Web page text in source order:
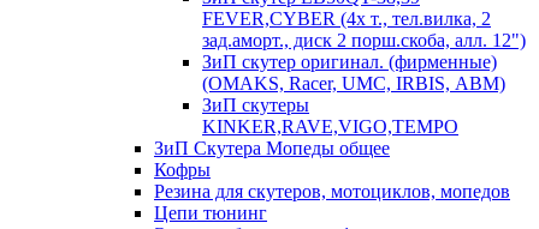
FEVER,CYBER (4х т., тел.вилка, 2
зад.аморт., диск 2 порш.скоба, алл. 12")
ЗиП скутер оригинал. (фирменные)
(OMAKS, Racer, UMC, IRBIS, АВМ)
ЗиП скутеры
KINKER,RAVE,VIGO,TEMPO
ЗиП Скутера Мопеды общее
Кофры
Резина для скутеров, мотоциклов, мопедов
Цепи тюнинг